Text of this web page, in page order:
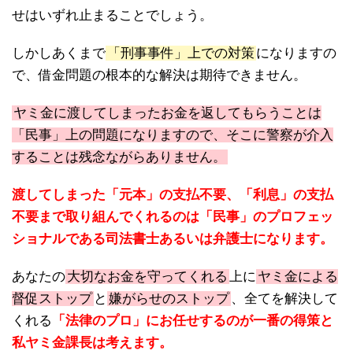
せはいずれ止まることでしょう。
しかしあくまで 「刑事事件」上での対策 になりますの
で、借金問題の根本的な解決は期待できません。
ヤミ金に渡してしまったお金を返してもらうことは
「民事」上の問題になりますので、そこに警察が介入
することは残念ながらありません。
渡してしまった「元本」の支払不要、「利息」の支払
不要まで取り組んでくれるのは「民事」のプロフェッ
ショナルである司法書士あるいは弁護士になります。
あなたの大切なお金を守ってくれる 上に ヤミ金による
督促ストップ と 嫌がらせのストップ 、全てを解決して
くれる
「法律のプロ」にお任せするのが一番の得策と
私ヤミ金課長は考えます。